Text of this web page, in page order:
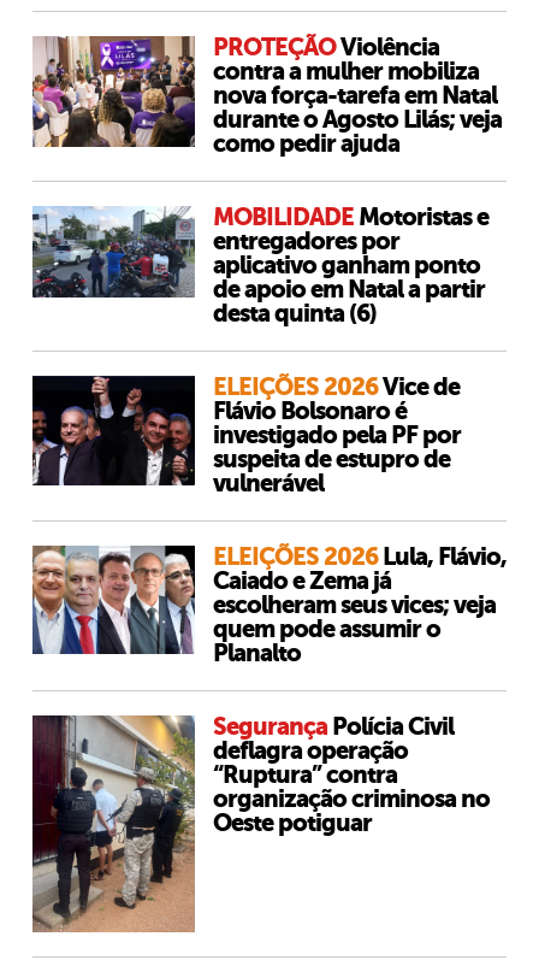
PROTEÇÃOViolência
contra a mulher mobiliza
nova força-tarefa em Natal
durante o Agosto Lilás; veja
como pedir ajuda
MOBILIDADE Motoristas e
entregadores por
aplicativo ganham ponto
de apoio em Natal a partir
desta quinta (6)
ELEIÇÕES 2026Vice de
Flávio Bolsonaro é
investigado pela PF por
suspeita de estupro de
vulnerável
ELEIÇÕES 2026 Lula, Flávio,
Caiado e Zema já
escolheram seus vices; veja
quem pode assumir o
Planalto
Segurança Polícia Civil
deflagra operação
“Ruptura” contra
organização criminosa no
Oeste potiguar